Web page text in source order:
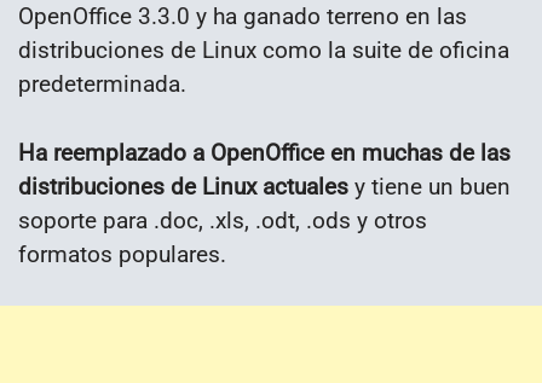
OpenOffice 3.3.0 y ha ganado terreno en las
distribuciones de Linux como la suite de oficina
predeterminada.
Ha reemplazado a OpenOffice en muchas de las
distribuciones de Linux actuales y tiene un buen
soporte para .doc, .xls, .odt, .ods y otros
formatos populares.